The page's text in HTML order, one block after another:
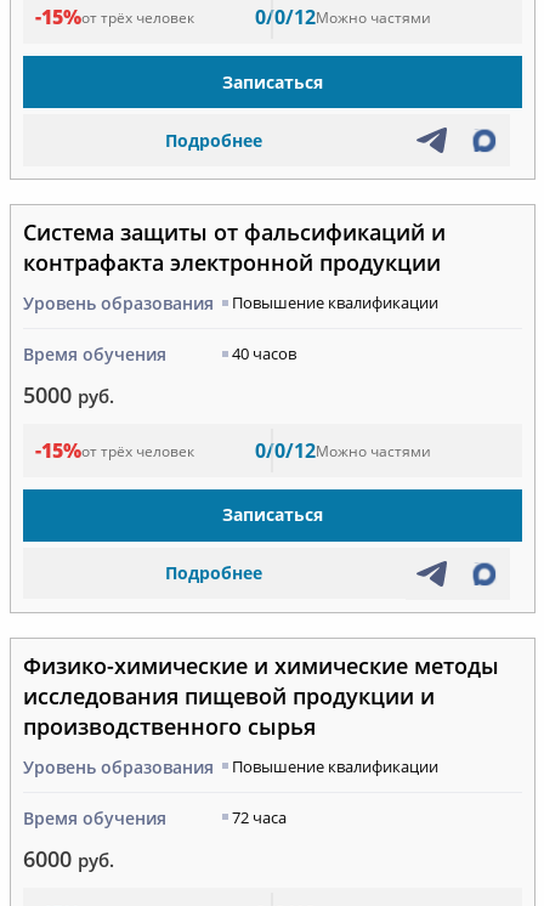
-15%от трёх человек 0/0/12Можно частями
Записаться
Подробнее
Система защиты от фальсификаций и
контрафакта электронной продукции
Уровень образования Повышение квалификации
Время обучения 40 часов
5000 руб.
-15%от трёх человек 0/0/12Можно частями
Записаться
Подробнее
Физико-химические и химические методы
исследования пищевой продукции и
производственного сырья
Уровень образования Повышение квалификации
Время обучения 72 часа
6000 руб.